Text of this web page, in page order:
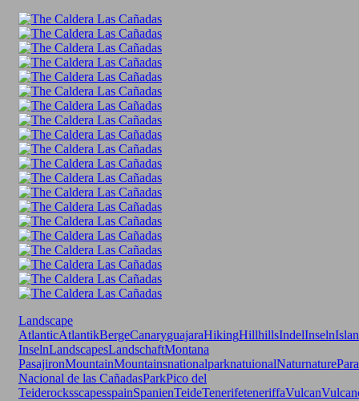
Landscape
AtlanticAtlantikBergeCanaryguajaraHikingHillhillsIndelInseln
InselnLandscapesLandschaftMontana
PasajironMountainMountainsnationalparknatuionalNaturnature
Nacional de las CañadasParkPico del
TeiderocksscapesspainSpanienTeideTenerifeteneriffaVulcan